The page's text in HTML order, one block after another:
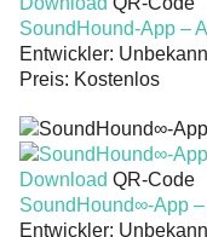
SoundHound‑App –
Entwickler:
Preis: Kostenlos
Download QR-Code
SoundHound∞‑App
Entwickler: